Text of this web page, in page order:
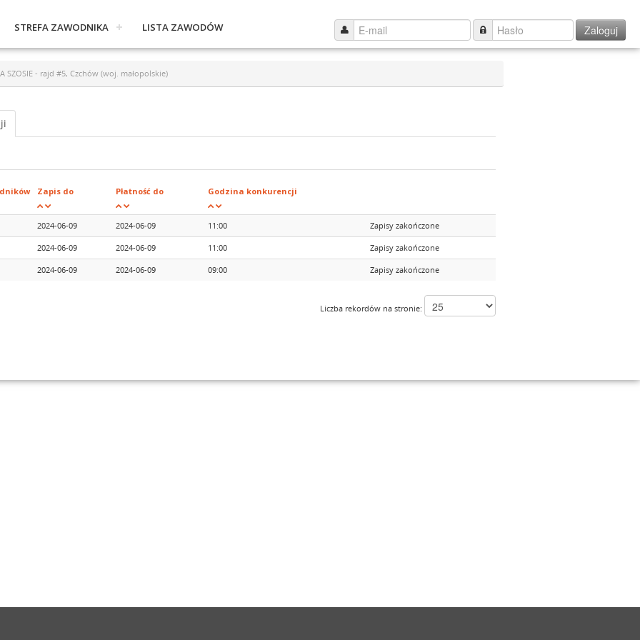
Zaloguj
STREFA ZAWODNIKA LISTA ZAWODÓW
SZOSIE - rajd #5, Czchów (woj. małopolskie)
Zapis do Płatność do Godzina konkurencji
2024-06-09 2024-06-09 11:00 Zapisy zakończone
2024-06-09 2024-06-09 11:00 Zapisy zakończone
2024-06-09 2024-06-09 09:00 Zapisy zakończone
Liczba rekordów na stronie: